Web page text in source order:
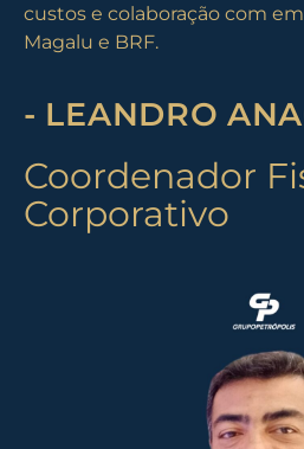
custos e colaboração com
Magalu e BRF.
- LEANDRO
Coordenador
Corporativo